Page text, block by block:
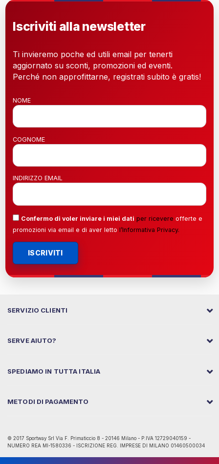
Iscriviti alla newsletter
Ti invieremo poche ed utili email per tenerti
aggiornato su sconti, promozioni ed eventi.
Perché non approfittarne, registrati subito è gratis!
NOME
COGNOME
INDIRIZZO EMAIL
Confermo di voler inviare i miei dati per ricevere offerte e
promozioni via email e di aver letto l’Informativa Privacy.
ISCRIVITI
SERVIZIO CLIENTI
SERVE AIUTO?
SPEDIAMO IN TUTTA ITALIA
METODI DI PAGAMENTO
© 2017 Sportway Srl Via F. Primaticcio 8 - 20146 Milano - P.IVA 12729040159 -
NUMERO REA MI-1580336 - ISCRIZIONE REG. IMPRESE DI MILANO 01460500034